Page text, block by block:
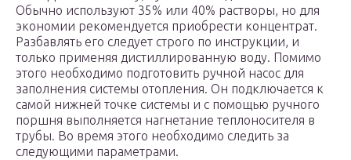
Обычно используют 35% или 40% растворы, но для
экономии рекомендуется приобрести концентрат.
Разбавлять его следует строго по инструкции, и
только применяя дистиллированную воду. Помимо
этого необходимо подготовить ручной насос для
заполнения системы отопления. Он подключается к
самой нижней точке системы и с помощью ручного
поршня выполняется нагнетание теплоносителя в
трубы. Во время этого необходимо следить за
следующими параметрами.